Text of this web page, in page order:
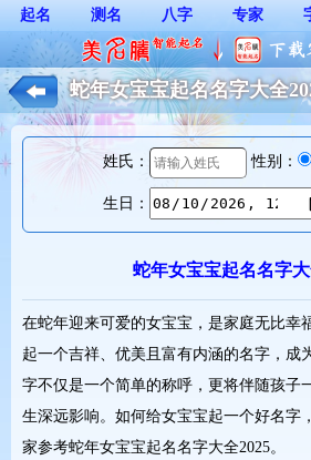
起名 测名 八字 专家
蛇年女宝宝起名名字大全
宝起名大全*
姓氏： 性别：
生日：
蛇年女宝宝起名名字大
在蛇年迎来可爱的女宝宝，是家庭无比幸
起一个吉祥、优美且富有内涵的名字，成
字不仅是一个简单的称呼，更将伴随孩子
生深远影响。如何给女宝宝起一个好名字
家参考蛇年女宝宝起名名字大全2025。